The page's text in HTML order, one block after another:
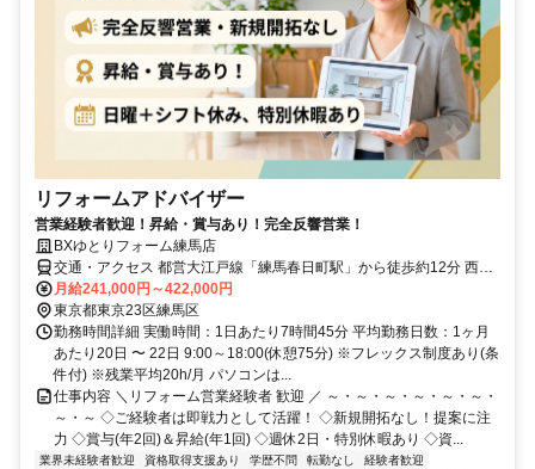
リフォームアドバイザー
営業経験者歓迎！昇給・賞与あり！完全反響営業！
BXゆとりフォーム練馬店
交通・アクセス 都営大江戸線「練馬春日町駅」から徒歩約12分 西武
池袋線「中村橋駅」から徒歩約15分
月給241,000円～422,000円
東京都東京23区練馬区
勤務時間詳細 実働時間：1日あたり7時間45分 平均勤務日数：1ヶ月
あたり20日 〜 22日 9:00～18:00(休憩75分) ※フレックス制度あり(条
件付) ※残業平均20h/月 パソコンは...
仕事内容 ＼リフォーム営業経験者 歓迎 ／ ～・～・～・～・～・～・
～・～ ◇ご経験者は即戦力として活躍！ ◇新規開拓なし！提案に注
力 ◇賞与(年2回)＆昇給(年1回) ◇週休2日・特別休暇あり ◇資...
業界未経験者歓迎 資格取得支援あり 学歴不問 転勤なし
経験者歓迎